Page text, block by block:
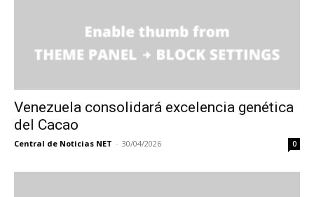
Venezuela consolidará excelencia genética
del Cacao
Central de Noticias NET - 30/04/2026 0